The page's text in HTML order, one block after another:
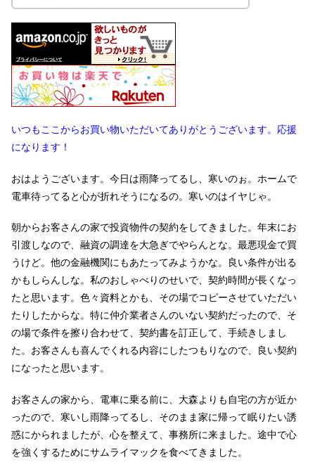
いつもここからお買い物いただいてありがとうございます。応援
になります！
おはようございます。今日は雨降ってるし、寒いのぉ。ホームで
電車待ってると心が折れそうになるの。寒いのはイヤじゃ。
朝からお客さんの家で投資物件の契約をしてきました。年末にお
引渡しなので、融資の調達を大急ぎでやらんとな。最悪現金で買
うけど。他の金融機関にもあたってみようかな。良い条件が出る
かもしらんしな。私のおしゃべりのせいで、契約時間が長くなっ
たと思います。色々資料とかも、その場でコピーさせていただい
たりしたからな。特に仲介業者さんのいない契約だったので、そ
の場で条件を擦り合わせて、契約書を訂正して、手続きしまし
た。お客さんも喜んでくれる内容にしたつもりなので、良い契約
になったと思います。
お客さんの家から、電車に乗る前に、大森よりも自宅の方が近か
ったので、寒いし雨降ってるし、そのまま家に帰って眠りたい誘
惑にかられましたが、心を整えて、事務所に来ました。途中で心
を強くするためにサムライマックを食べてきました。